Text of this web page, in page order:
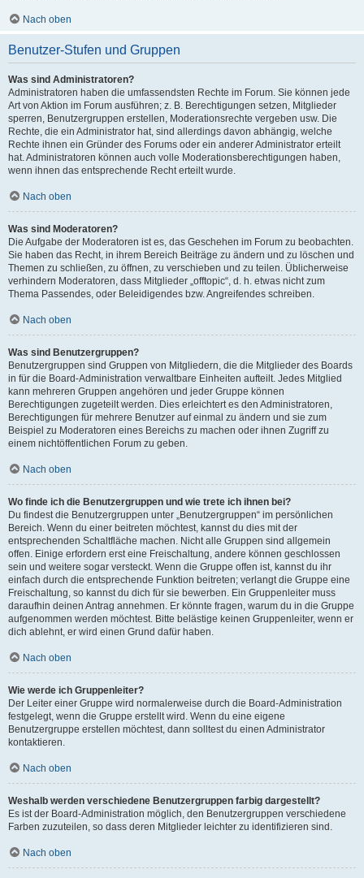
Nach oben
Benutzer-Stufen und Gruppen
Was sind Administratoren?
Administratoren haben die umfassendsten Rechte im Forum. Sie können jede
Art von Aktion im Forum ausführen; z. B. Berechtigungen setzen, Mitglieder
sperren, Benutzergruppen erstellen, Moderationsrechte vergeben usw. Die
Rechte, die ein Administrator hat, sind allerdings davon abhängig, welche
Rechte ihnen ein Gründer des Forums oder ein anderer Administrator erteilt
hat. Administratoren können auch volle Moderationsberechtigungen haben,
wenn ihnen das entsprechende Recht erteilt wurde.
Nach oben
Was sind Moderatoren?
Die Aufgabe der Moderatoren ist es, das Geschehen im Forum zu beobachten.
Sie haben das Recht, in ihrem Bereich Beiträge zu ändern und zu löschen und
Themen zu schließen, zu öffnen, zu verschieben und zu teilen. Üblicherweise
verhindern Moderatoren, dass Mitglieder „offtopic“, d. h. etwas nicht zum
Thema Passendes, oder Beleidigendes bzw. Angreifendes schreiben.
Nach oben
Was sind Benutzergruppen?
Benutzergruppen sind Gruppen von Mitgliedern, die die Mitglieder des Boards
in für die Board-Administration verwaltbare Einheiten aufteilt. Jedes Mitglied
kann mehreren Gruppen angehören und jeder Gruppe können
Berechtigungen zugeteilt werden. Dies erleichtert es den Administratoren,
Berechtigungen für mehrere Benutzer auf einmal zu ändern und sie zum
Beispiel zu Moderatoren eines Bereichs zu machen oder ihnen Zugriff zu
einem nichtöffentlichen Forum zu geben.
Nach oben
Wo finde ich die Benutzergruppen und wie trete ich ihnen bei?
Du findest die Benutzergruppen unter „Benutzergruppen“ im persönlichen
Bereich. Wenn du einer beitreten möchtest, kannst du dies mit der
entsprechenden Schaltfläche machen. Nicht alle Gruppen sind allgemein
offen. Einige erfordern erst eine Freischaltung, andere können geschlossen
sein und weitere sogar versteckt. Wenn die Gruppe offen ist, kannst du ihr
einfach durch die entsprechende Funktion beitreten; verlangt die Gruppe eine
Freischaltung, so kannst du dich für sie bewerben. Ein Gruppenleiter muss
daraufhin deinen Antrag annehmen. Er könnte fragen, warum du in die Gruppe
aufgenommen werden möchtest. Bitte belästige keinen Gruppenleiter, wenn er
dich ablehnt, er wird einen Grund dafür haben.
Nach oben
Wie werde ich Gruppenleiter?
Der Leiter einer Gruppe wird normalerweise durch die Board-Administration
festgelegt, wenn die Gruppe erstellt wird. Wenn du eine eigene
Benutzergruppe erstellen möchtest, dann solltest du einen Administrator
kontaktieren.
Nach oben
Weshalb werden verschiedene Benutzergruppen farbig dargestellt?
Es ist der Board-Administration möglich, den Benutzergruppen verschiedene
Farben zuzuteilen, so dass deren Mitglieder leichter zu identifizieren sind.
Nach oben